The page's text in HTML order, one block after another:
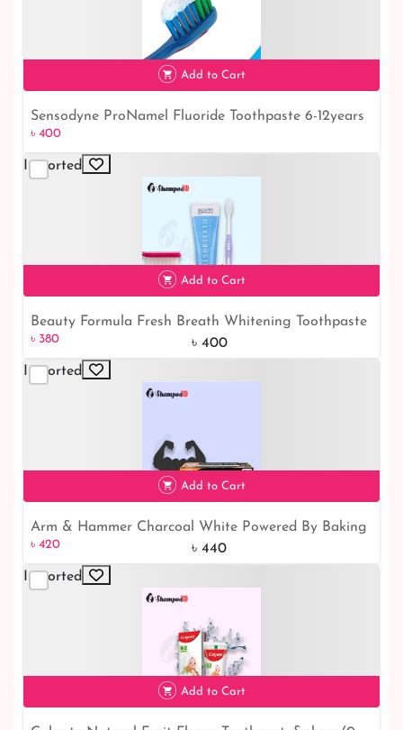
৳ 400
Add to Cart
Sensodyne ProNamel Fluoride Toothpaste 6-12years
৳ 400
Imported
৳ 3805% off
Add to Cart
Beauty Formula Fresh Breath Whitening Toothpaste
(Toothbrush Included) 100ml | best whitening
toothpaste
৳ 380
৳ 400
Imported
৳ 420 5% off
Add to Cart
Arm & Hammer Charcoal White Powered By Baking
Soda Low Abrasion Daily Toothpaste 75ml
৳ 420
৳ 440
Imported
Add to Cart